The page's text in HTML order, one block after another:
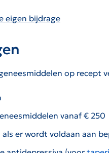
eigen bijdrage
op recept
vanaf € 250
er wordt voldaan aan